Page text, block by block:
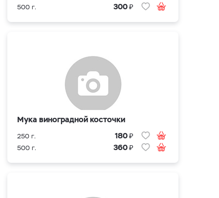
500 г. 300₽
Мука виноградной косточки
250 г. 180₽
500 г. 360₽